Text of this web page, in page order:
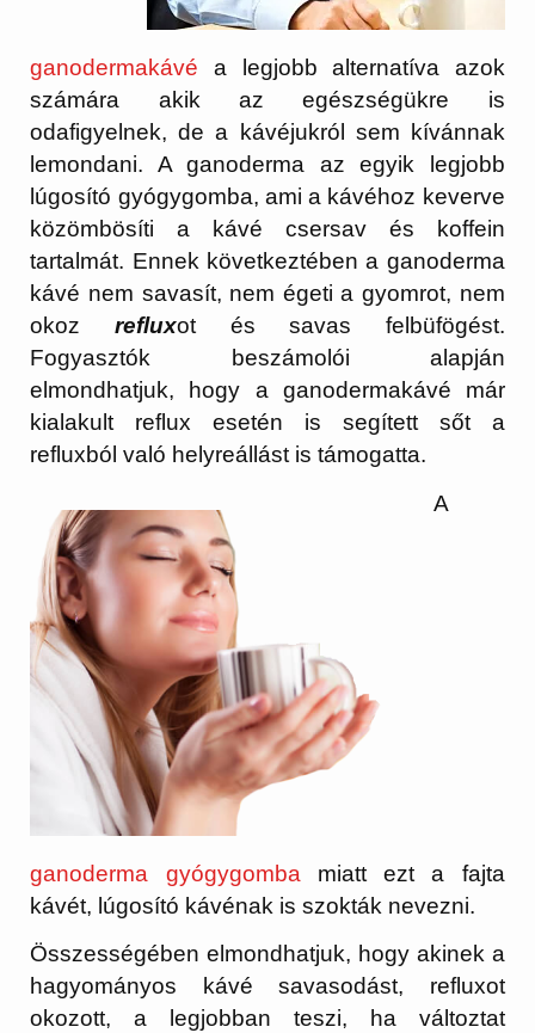
ganodermakávé a legjobb alternatíva azok
számára akik az egészségükre is
odafigyelnek, de a kávéjukról sem kívánnak
lemondani. A ganoderma az egyik legjobb
lúgosító gyógygomba, ami a kávéhoz keverve
közömbösíti a kávé csersav és koffein
tartalmát. Ennek következtében a ganoderma
kávé nem savasít, nem égeti a gyomrot, nem
okoz refluxot és savas felbüfögést.
Fogyasztók beszámolói alapján
elmondhatjuk, hogy a ganodermakávé már
kialakult reflux esetén is segített sőt a
refluxból való helyreállást is támogatta.
A
ganoderma gyógygomba miatt ezt a fajta
kávét, lúgosító kávénak is szokták nevezni.
Összességében elmondhatjuk, hogy akinek a
hagyományos kávé savasodást, refluxot
okozott, a legjobban teszi, ha változtat